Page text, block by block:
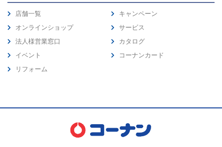
店舗一覧
オンラインショップ
法人様営業窓口
イベント
リフォーム
キャンペーン
サービス
カタログ
コーナンカード